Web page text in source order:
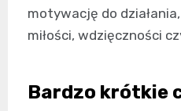
motywację do
miłości, wdzięczności
Bardzo krótkie